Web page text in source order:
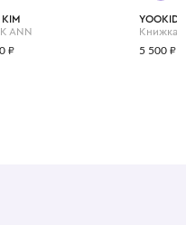
ANN
₽ 5 500 ₽